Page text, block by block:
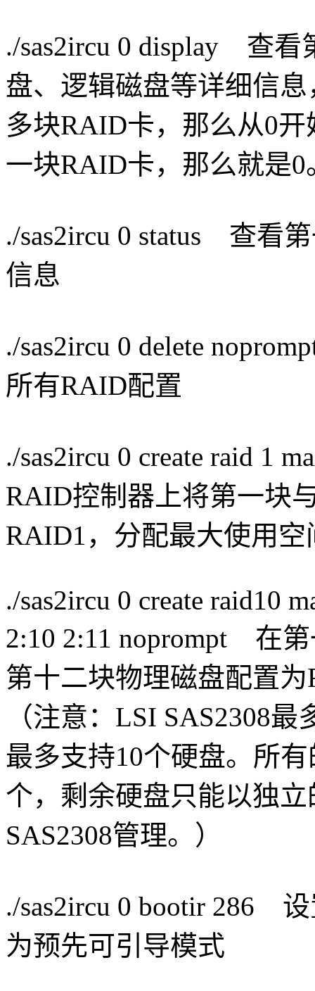
./sas2ircu 0 display 查
盘、逻辑磁盘等详细信
多块RAID卡，那么从0
一块RAID卡，那么就是0
./sas2ircu 0 status 查看
信息
./sas2ircu 0 delete
所有RAID配置
./sas2ircu 0 create raid 1
RAID控制器上将第一块
RAID1，分配最大使用空
./sas2ircu 0 create raid10
2:10 2:11 noprompt 在
第十二块物理磁盘配置
（注意：LSI SAS2308
最多支持10个硬盘。所
个，剩余硬盘只能以独立
SAS2308管理。）
./sas2ircu 0 bootir 286
为预先可引导模式